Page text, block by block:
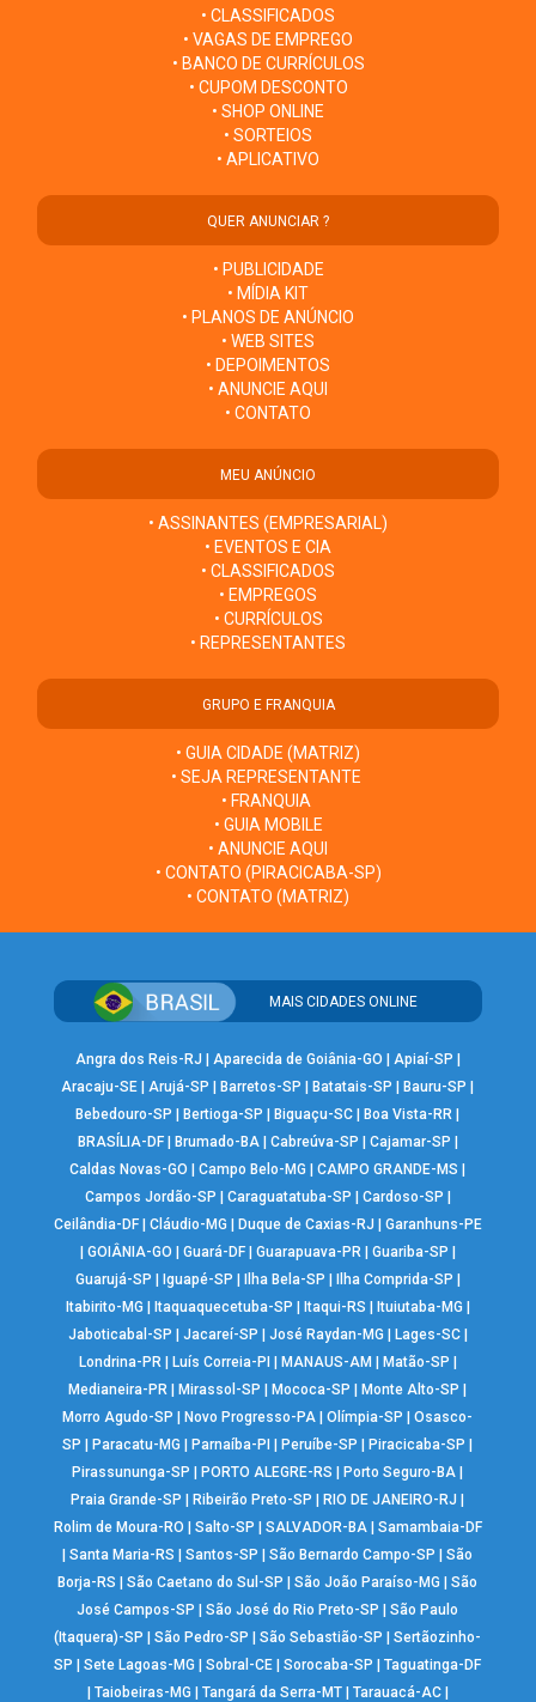
• CLASSIFICADOS
• VAGAS DE EMPREGO
• BANCO DE CURRÍCULOS
• CUPOM DESCONTO
• SHOP ONLINE
• SORTEIOS
• APLICATIVO
QUER ANUNCIAR ?
• PUBLICIDADE
• MÍDIA KIT
• PLANOS DE ANÚNCIO
• WEB SITES
• DEPOIMENTOS
• ANUNCIE AQUI
• CONTATO
MEU ANÚNCIO
• ASSINANTES (EMPRESARIAL)
• EVENTOS E CIA
• CLASSIFICADOS
• EMPREGOS
• CURRÍCULOS
• REPRESENTANTES
GRUPO E FRANQUIA
• GUIA CIDADE (MATRIZ)
• SEJA REPRESENTANTE
• FRANQUIA
• GUIA MOBILE
• ANUNCIE AQUI
• CONTATO (PIRACICABA-SP)
• CONTATO (MATRIZ)
MAIS CIDADES ONLINE
Angra dos Reis-RJ Aparecida de Goiânia-GO Apiaí-SP
Aracaju-SE |Arujá-SP Barretos-SP Batatais-SP Bauru-SP
Bebedouro-SP
Bertioga-SP Biguaçu-SC Boa Vista-RR
BRASÍLIA-DF| Brumado-BA| Cabreúva-SP Cajamar-SP
Caldas Novas-GO
|Campo Belo-MG |CAMPO GRANDE-MS
Campos Jordão-SP
Caraguatatuba-SP Cardoso-SP
Ceilândia-DF| Cláudio-MG Duque de Caxias-RJ
Garanhuns-PE
GOIÂNIA-GO Guará-DF| Guarapuava-PR| Guariba-SP
Guarujá-SP
Iguapé-SP Ilha Bela-SP Ilha Comprida-SP
Itabirito-MG
Itaquaquecetuba-SP Itaqui-RS Ituiutaba-MG
Jaboticabal-SP
Jacareí-SP José Raydan-MG Lages-SC|
Londrina-PR| Luís Correia-PI MANAUS-AM Matão-SP
Medianeira-PR
Mirassol-SP Mococa-SP Monte Alto-SP
Morro Agudo-SP
Novo Progresso-PA |Olímpia-SP |Osasco-
SP
Paracatu-MG Parnaíba-PI Peruíbe-SP Piracicaba-SP
Pirassununga-SP
PORTO ALEGRE-RS Porto Seguro-BA
Praia Grande-SP
Ribeirão Preto-SP RIO DE JANEIRO-RJ
Rolim de Moura-RO
Salto-SP SALVADOR-BA| Samambaia-DF
|Santa Maria-RS |Santos-SP |São Bernardo Campo-SP |São
Borja-RS
|São Caetano do Sul-SP |São João Paraíso-MG |São
José Campos-SP
|São José do Rio Preto-SP |São Paulo
(Itaquera)-SP
|São Pedro-SP |São Sebastião-SP |Sertãozinho-
SP
|Sete Lagoas-MG |Sobral-CE |Sorocaba-SP |Taguatinga-DF
Taiobeiras-MG Tangará da Serra-MT| Tarauacá-AC|